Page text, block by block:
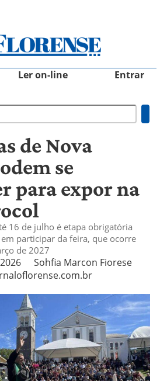
Ler on-line Entrar
de Nova
se
para expor na
16 de julho é etapa obrigatória
participar da feira, que ocorre
de 2027
Sohfia Marcon Fiorese